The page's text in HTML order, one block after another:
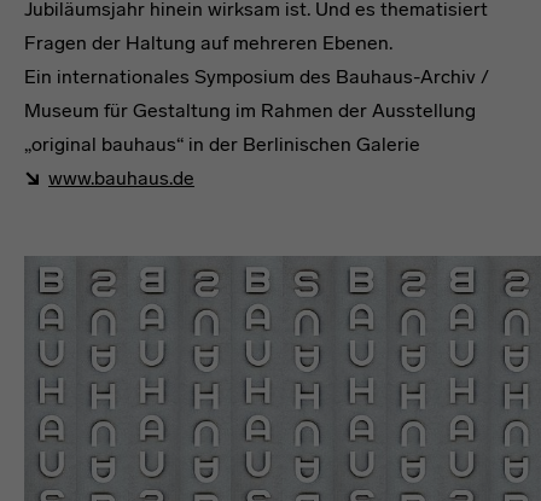
Jubiläumsjahr hinein wirksam ist. Und es thematisiert
Fragen der Haltung auf mehreren Ebenen.
Ein internationales Symposium des Bauhaus-Archiv /
Museum für Gestaltung im Rahmen der Ausstellung
„original bauhaus“ in der Berlinischen Galerie
www.bauhaus.de